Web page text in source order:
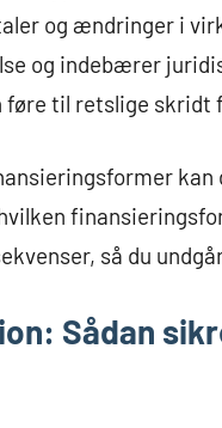
og ændringer i
og indebærer
føre til retslige skridt
så du
Sådan